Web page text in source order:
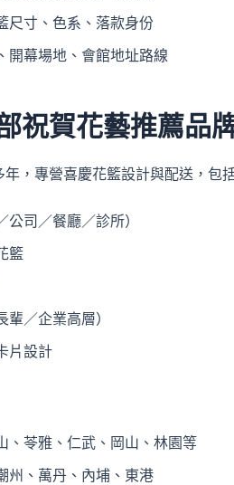
尺寸、色系、落款身份
開幕場地、會館地址路線
祝賀花藝推薦品
，專營喜慶花籃設計與配送，包
公司／餐廳／診所）
籃
輩／企業高層）
片設計
、苓雅、仁武、岡山、林園等
州、萬丹、內埔、東港